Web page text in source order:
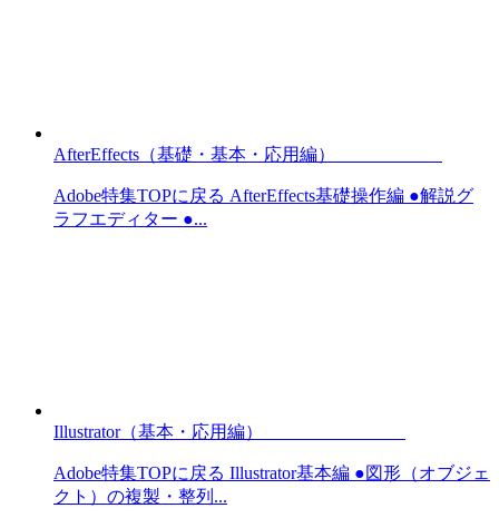
AfterEffects（基礎・基本・応用編）
Adobe特集TOPに戻る AfterEffects基礎操作編 ●解説グ
ラフエディター ●...
Illustrator（基本・応用編）
Adobe特集TOPに戻る Illustrator基本編 ●図形（オブジェ
クト）の複製・整列...